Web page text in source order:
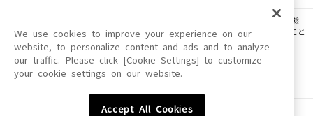
このサイトに掲載されている一切の文章・画像・写真・動画・音声等を、手段や形態
を問わず、著作権法の定める範囲を超えて無断で複製、転載、ファイル化などすること
を禁じます。
楽曲及びコンテンツは、機種によりご利用いただけない場合があります。
楽曲及びコンテンツの配信日、配信内容が変更になる場合があります。
We use cookies to improve your experience on our
website, to personalize content and ads and to analyze
our traffic. Please click [Cookie Settings] to customize
your cookie settings on our website.
Accept All Cookies